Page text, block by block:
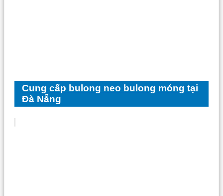
Cung cấp bulong neo bulong móng tại
Đà Nẵng